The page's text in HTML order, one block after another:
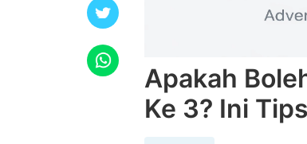
Apakah
Ke 3? Ini